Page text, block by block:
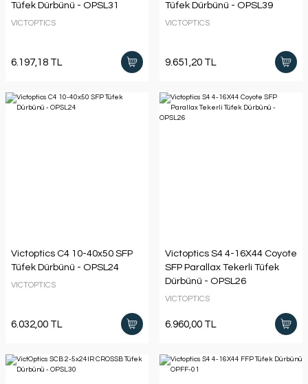
Tüfek Dürbünü - OPSL31
VICTOPTICS
6.197,18 TL
Tüfek Dürbünü - OPSL39
VICTOPTICS
9.651,20 TL
Victoptics C4 10-40x50 SFP
Tüfek Dürbünü - OPSL24
VICTOPTICS
6.032,00 TL
Victoptics S4 4-16X44 Coyote
SFP Parallax Tekerli Tüfek
Dürbünü - OPSL26
VICTOPTICS
6.960,00 TL